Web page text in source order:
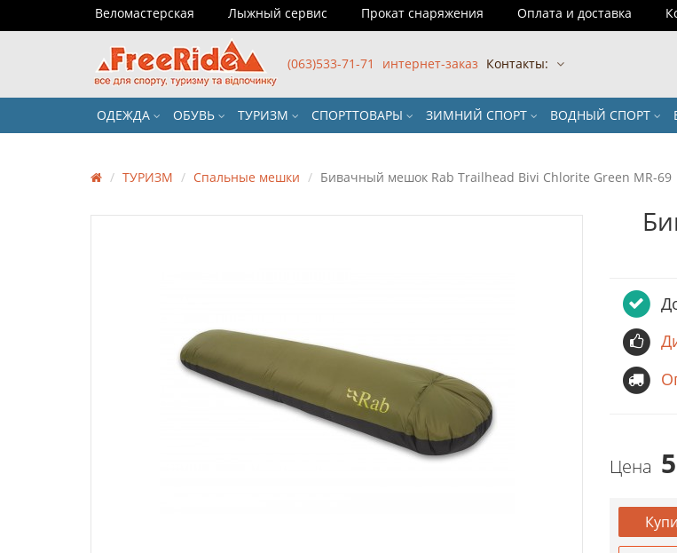
Веломастерская Лыжный сервис Прокат снаряжения Оплата и доставка
(063)533-71-71 интернет-заказ Контакты:
ОДЕЖДА ОБУВЬ ТУРИЗМ СПОРТТОВАРЫ ЗИМНИЙ СПОРТ ВОДНЫЙ СПОРТ
ТУРИЗМ Спальные мешки Бивачный мешок Rab Trailhead Bivi Chlorite Green MR-69
Цена